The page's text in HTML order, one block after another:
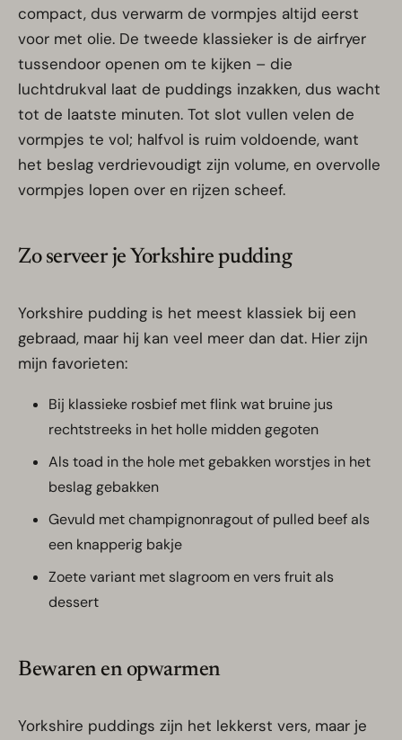
compact, dus verwarm de vormpjes altijd eerst
voor met olie. De tweede klassieker is de airfryer
tussendoor openen om te kijken – die
luchtdrukval laat de puddings inzakken, dus wacht
tot de laatste minuten. Tot slot vullen velen de
vormpjes te vol; halfvol is ruim voldoende, want
het beslag verdrievoudigt zijn volume, en overvolle
vormpjes lopen over en rijzen scheef.
Zo serveer je Yorkshire pudding
Yorkshire pudding is het meest klassiek bij een
gebraad, maar hij kan veel meer dan dat. Hier zijn
mijn favorieten:
Bij klassieke rosbief met flink wat bruine jus
rechtstreeks in het holle midden gegoten
Als toad in the hole met gebakken worstjes in het
beslag gebakken
Gevuld met champignonragout of pulled beef als
een knapperig bakje
Zoete variant met slagroom en vers fruit als
dessert
Bewaren en opwarmen
Yorkshire puddings zijn het lekkerst vers, maar je